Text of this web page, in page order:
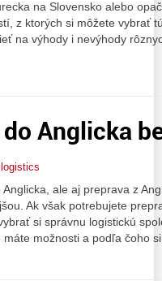
na Slovensko alebo
z ktorých si môžete vybrať
na výhody i nevýhody
Anglicka
ale aj preprava z
Ak však potrebujete
si správnu logistickú
máte možnosti a podľa čoho